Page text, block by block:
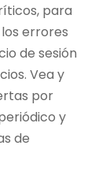
para
errores
de sesión
Vea y
por
y
de